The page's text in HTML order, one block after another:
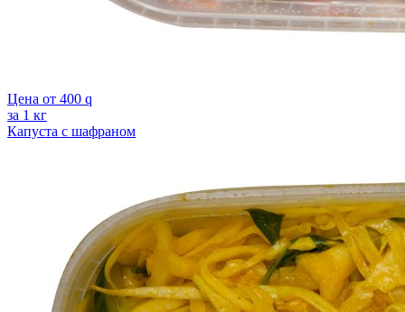
Цена от 400 q
за 1 кг
Капуста с шафраном